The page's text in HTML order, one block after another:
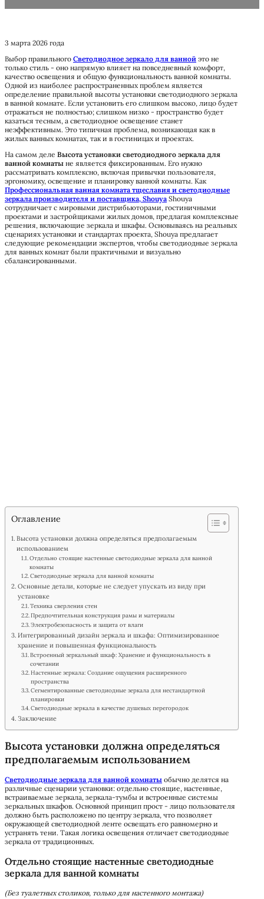
3 марта 2026 года
Выбор правильного Светодиодное зеркало для ванной это не
только стиль - оно напрямую влияет на повседневный комфорт,
качество освещения и общую функциональность ванной комнаты.
Одной из наиболее распространенных проблем является
определение правильной высоты установки светодиодного зеркала
в ванной комнате. Если установить его слишком высоко, лицо будет
отражаться не полностью; слишком низко - пространство будет
казаться тесным, а светодиодное освещение станет
неэффективным. Это типичная проблема, возникающая как в
жилых ванных комнатах, так и в гостиницах и проектах.
На самом деле Высота установки светодиодного зеркала для
ванной комнаты не является фиксированным. Его нужно
рассматривать комплексно, включая привычки пользователя,
эргономику, освещение и планировку ванной комнаты. Как
Профессиональная ванная комната тщеславия и светодиодные
зеркала производителя и поставщика, Shouya Shouya
сотрудничает с мировыми дистрибьюторами, гостиничными
проектами и застройщиками жилых домов, предлагая комплексные
решения, включающие зеркала и шкафы. Основываясь на реальных
сценариях установки и стандартах проекта, Shouya предлагает
следующие рекомендации экспертов, чтобы светодиодные зеркала
для ванных комнат были практичными и визуально
сбалансированными.
Оглавление
Высота установки должна определяться предполагаемым
использованием
Отдельно стоящие настенные светодиодные зеркала для ванной
комнаты
Светодиодные зеркала для ванной комнаты
Основные детали, которые не следует упускать из виду при
установке
Техника сверления стен
Предпочтительная конструкция рамы и материалы
Электробезопасность и защита от влаги
Интегрированный дизайн зеркала и шкафа: Оптимизированное
хранение и повышенная функциональность
Встроенный зеркальный шкаф: Хранение и функциональность в
сочетании
Настенные зеркала: Создание ощущения расширенного
пространства
Сегментированные светодиодные зеркала для нестандартной
планировки
Светодиодные зеркала в качестве душевых перегородок
Заключение
Высота установки должна определяться
предполагаемым использованием
Светодиодные зеркала для ванной комнаты обычно делятся на
различные сценарии установки: отдельно стоящие, настенные,
встраиваемые зеркала, зеркала-тумбы и встроенные системы
зеркальных шкафов. Основной принцип прост - лицо пользователя
должно быть расположено по центру зеркала, что позволяет
окружающей светодиодной ленте освещать его равномерно и
устранять тени. Такая логика освещения отличает светодиодные
зеркала от традиционных.
Отдельно стоящие настенные светодиодные
зеркала для ванной комнаты
(Без туалетных столиков, только для настенного монтажа)